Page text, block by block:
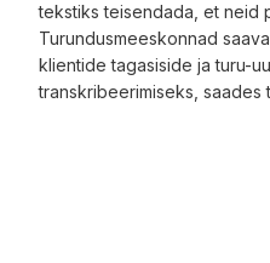
tekstiks teisendada, et neid
Turundusmeeskonnad
klientide tagasiside ja turu-
transkribeerimiseks, saades